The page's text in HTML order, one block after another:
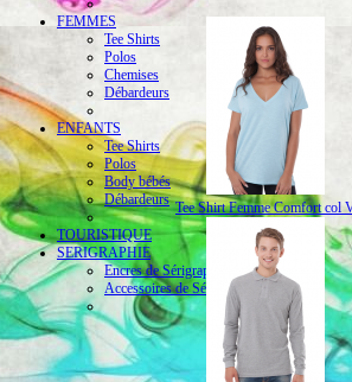
FEMMES
Tee Shirts
Polos
Chemises
Débardeurs
ENFANTS
Tee Shirts
Polos
Body bébés
Débardeurs
TOURISTIQUE
SERIGRAPHIE
Encres de Sérigraphie
Accessoires de Sérigraphie
Tee Shirt Femme Comfort col